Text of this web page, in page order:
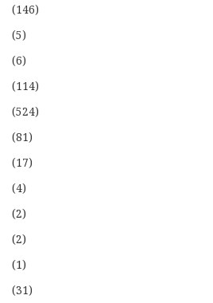
(146)
(5)
(6)
(114)
(524)
(81)
(17)
(4)
(2)
(2)
(1)
(31)